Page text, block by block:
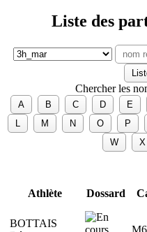
Liste des
Chercher les
Athlète Dossard
BOTTAIS